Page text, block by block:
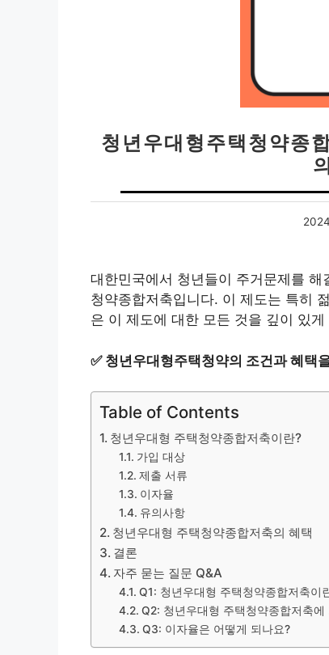
청년우대형주택청약종
대한민국에서 청년들이 주거문제를
청약종합저축입니다. 이 제도는 특히
은 이 제도에 대한 모든 것을 깊이 있
✅ 청년우대형주택청약의 조건과 혜택
Table of Contents
청년우대형 주택청약종합저축이란?
가입 대상
제출 서류
이자율
유의사항
청년우대형 주택청약종합저축의 혜택
결론
자주 묻는 질문 Q&A
Q1: 청년우대형 주택청약종합저축이
Q2: 청년우대형 주택청약종합저축
Q3: 이자율은 어떻게 되나요?